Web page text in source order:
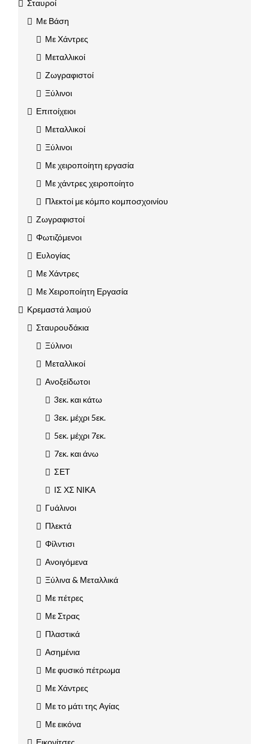
Σταυροί
Με Βάση
Με Χάντρες
Μεταλλικοί
Ζωγραφιστοί
Ξύλινοι
Επιτοίχειοι
Μεταλλικοί
Ξύλινοι
Με χειροποίητη εργασία
Με χάντρες χειροποίητο
Πλεκτοί με κόμπο κομποσχοινίου
Ζωγραφιστοί
Φωτιζόμενοι
Ευλογίας
Με Χάντρες
Με Χειροποίητη Εργασία
Κρεμαστά λαιμού
Σταυρουδάκια
Ξύλινοι
Μεταλλικοί
Ανοξείδωτοι
3εκ. και κάτω
3εκ. μέχρι 5εκ.
5εκ. μέχρι 7εκ.
7εκ. και άνω
ΣΕΤ
ΙΣ ΧΣ ΝΙΚΑ
Γυάλινοι
Πλεκτά
Φίλντισι
Ανοιγόμενα
Ξύλινα & Μεταλλικά
Με πέτρες
Με Στρας
Πλαστικά
Ασημένια
Με φυσικό πέτρωμα
Με Χάντρες
Με το μάτι της Αγίας
Με εικόνα
Εικονίτσες